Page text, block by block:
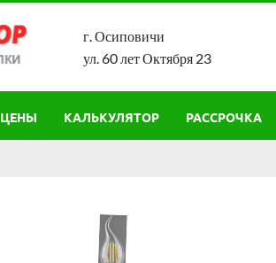
г. Осиповичи
ул. 60 лет Октября 23
ЦЕНЫ КАЛЬКУЛЯТОР РАССРОЧКА